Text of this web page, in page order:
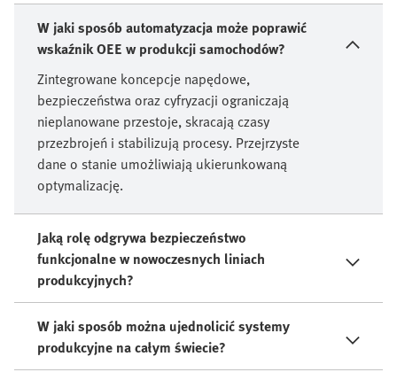
W jaki sposób automatyzacja może poprawić
wskaźnik OEE w produkcji samochodów?
Zintegrowane koncepcje napędowe,
bezpieczeństwa oraz cyfryzacji ograniczają
nieplanowane przestoje, skracają czasy
przezbrojeń i stabilizują procesy. Przejrzyste
dane o stanie umożliwiają ukierunkowaną
optymalizację.
Jaką rolę odgrywa bezpieczeństwo
funkcjonalne w nowoczesnych liniach
produkcyjnych?
W jaki sposób można ujednolicić systemy
produkcyjne na całym świecie?